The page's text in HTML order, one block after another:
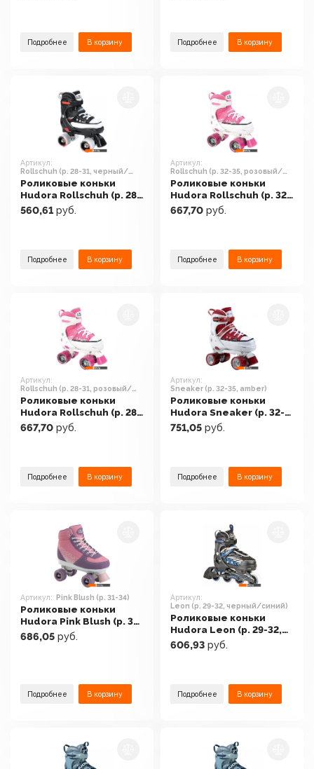
Подробнее В корзину Подробнее В корзину
Артикул:
Rollschuh (р. 28-31, черный/
белый)
Роликовые коньки
Hudora Rollschuh (р. 28-
31, черный/белый)
560,61 руб.
Подробнее В корзину
Артикул:
Rollschuh (р. 32-35, розовый/
белый)
Роликовые коньки
Hudora Rollschuh (р. 32-
35, розовый/белый)
667,70 руб.
Подробнее В корзину
Артикул:
Rollschuh (р. 28-31, розовый/
белый)
Роликовые коньки
Hudora Rollschuh (р. 28-
31, розовый/белый)
667,70 руб.
Подробнее В корзину
Артикул:
Sneaker (р. 32-35, amber)
Роликовые коньки
Hudora Sneaker (р. 32-
35, amber)
751,05 руб.
Подробнее В корзину
Артикул: Pink Blush (р. 31-34)
Роликовые коньки
Hudora Pink Blush (р. 31-
34)
686,05 руб.
Подробнее В корзину
Артикул:
Leon (р. 29-32, черный/синий)
Роликовые коньки
Hudora Leon (р. 29-32,
черный/синий)
606,93 руб.
Подробнее В корзину